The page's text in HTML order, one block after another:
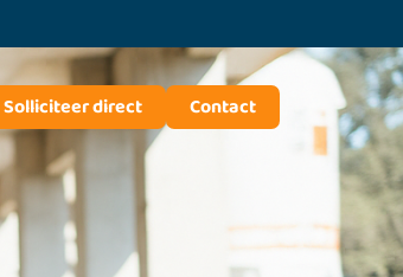
Solliciteer direct Contact